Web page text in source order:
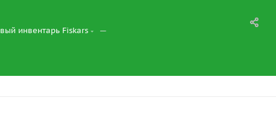
инвентарь Fiskars —